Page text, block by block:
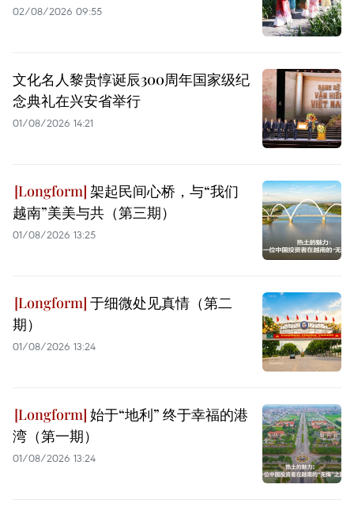
02/08/2026 09:55
文化名人黎贵惇诞辰300周年国家级纪
念典礼在兴安省举行
01/08/2026 14:21
架起民间心桥，与“我们
越南”美美与共（第三期）
01/08/2026 13:25
于细微处见真情（第二
期）
01/08/2026 13:24
始于“地利” 终于幸福的港
湾（第一期）
01/08/2026 13:24